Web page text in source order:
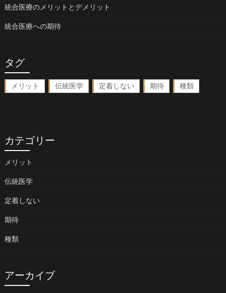
統合医療のメリットとデメリット
統合医療への期待
タグ
メリット 伝統医学 定着しない 期待 種類
カテゴリー
メリット
伝統医学
定着しない
期待
種類
アーカイブ